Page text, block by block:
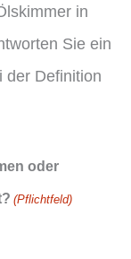
in
Sie ein
der Definition
oder
(Pflichtfeld)